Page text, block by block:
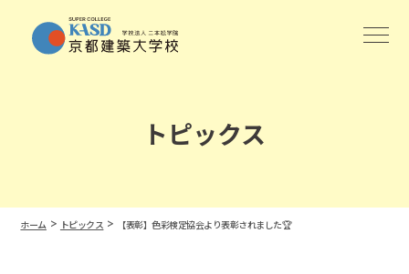
トピックス
ホーム > トピックス > 【表彰】色彩検定協会より表彰されました🏆